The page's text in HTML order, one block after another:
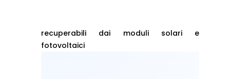
recuperabili dai moduli solari e
fotovoltaici